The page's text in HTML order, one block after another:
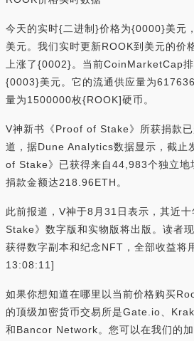
今天的实时{二进制}价格为{0000}美元
美元。我们实时更新ROOK到美元的价
上涨了{0002}。当前CoinMarketCap
{0003}美元。它的流通供应量为
量为1500000枚{ROOK]硬币。
V神新书《Proof of Stake》所获捐款
道，据Dune Analytics数据显示，截止
of Stake》已获得来自44,983个独立地
捐款金额达218.96ETH。
此前报道，V神于8月31日表示，其近
Stake》数字版和实物版将出版。读者
获得数字副本和纪念NFT，全部收益
13:08:11]
如果你想知道在哪里以当前价格购买
的顶级加密货币交易所是Gate.io、
和Bancor Network。您可以在我们的